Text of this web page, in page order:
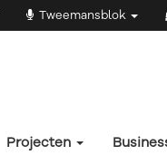
Tweemansblok
Projecten